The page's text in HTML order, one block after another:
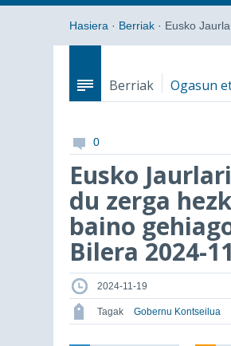
Hasiera · Berriak · Eusko
Berriak Ogasun
0
Eusko
du zerga
baino
Bilera 2024-
2024-11-19
Tagak Gobernu Kontseilua